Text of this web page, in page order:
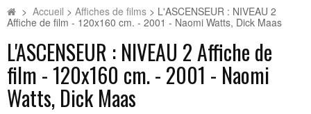
> Accueil > Affiches de films > L'ASCENSEUR : NIVEAU 2
Affiche de film - 120x160 cm. - 2001 - Naomi Watts, Dick Maas
L'ASCENSEUR : NIVEAU 2 Affiche de
film - 120x160 cm. - 2001 - Naomi
Watts, Dick Maas